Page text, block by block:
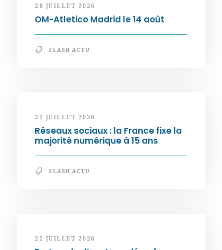
28 JUILLET 2026
OM-Atletico Madrid le 14 août
FLASH ACTU
22 JUILLET 2026
Réseaux sociaux : la France fixe la
majorité numérique à 15 ans
FLASH ACTU
22 JUILLET 2026